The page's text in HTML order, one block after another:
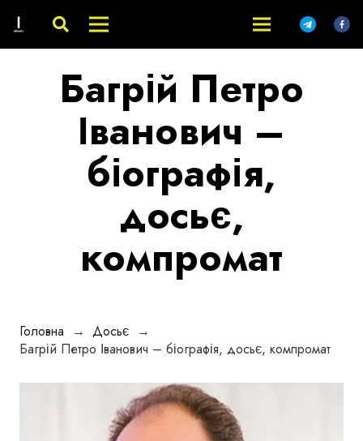
Багрій Петро
Іванович –
біографія,
досьє,
компромат
Головна → Досьє →
Багрій Петро Іванович – біографія, досьє, компромат